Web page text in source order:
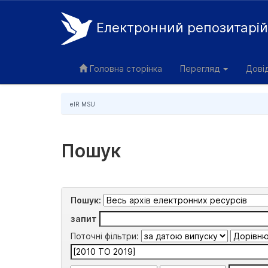
Електронний
Головна сторінка Перегляд
eIR MSU
Пошук
Пошук:
запит
Поточні фільтри: